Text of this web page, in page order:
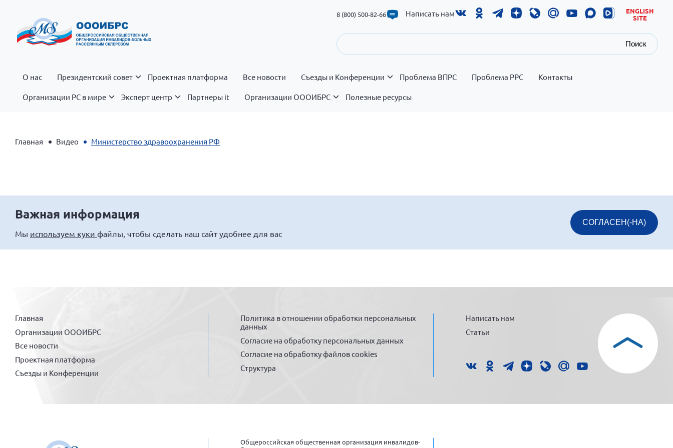
8 (800) 500-82-66 Написать нам
ENGLISH
SITE
Поиск
О нас Президентский совет Проектная платформа Все новости Съезды и Конференции Проблема ВПРС Проблема РРС Контакты
Организации РС в мире Эксперт центр Партнеры it Организации ОООИБРС Полезные ресурсы
Главная Видео Министерство здравоохранения РФ
Важная информация
Мы используем куки файлы, чтобы сделать наш сайт удобнее для вас
СОГЛАСЕН(-НА)
Главная
Организации ОООИБРС
Все новости
Проектная платформа
Съезды и Конференции
Политика в отношении обработки персональных
данных
Согласие на обработку персональных данных
Согласие на обработку файлов cookies
Структура
Написать нам
Статьи
Общероссийская общественная организация инвалидов-